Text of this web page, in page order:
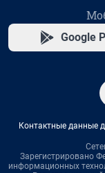
Google
Контактные данные
Зарегистрировано
информационных